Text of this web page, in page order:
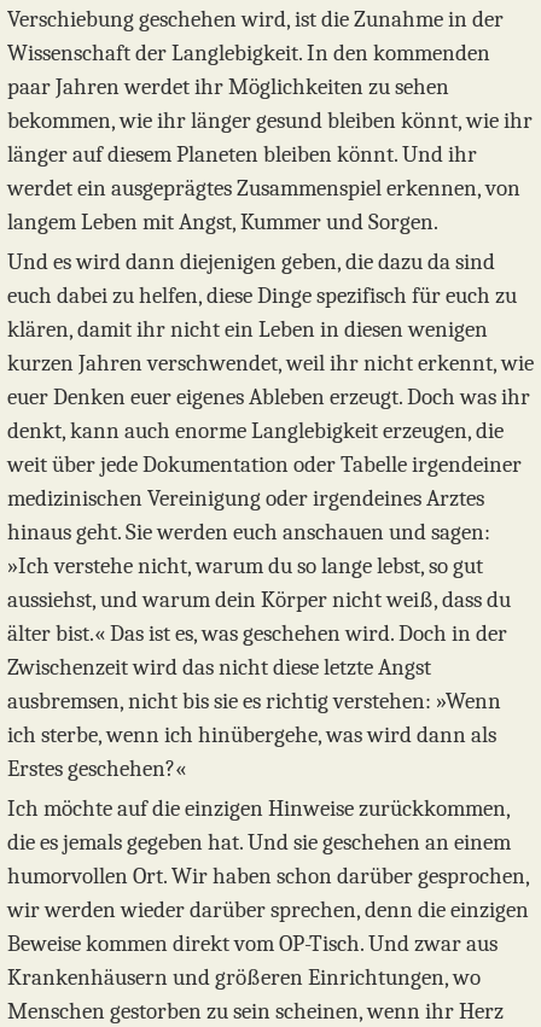
Verschiebung geschehen wird, ist die Zunahme in der
Wissenschaft der Langlebigkeit. In den kommenden
paar Jahren werdet ihr Möglichkeiten zu sehen
bekommen, wie ihr länger gesund bleiben könnt, wie ihr
länger auf diesem Planeten bleiben könnt. Und ihr
werdet ein ausgeprägtes Zusammenspiel erkennen, von
langem Leben mit Angst, Kummer und Sorgen.
Und es wird dann diejenigen geben, die dazu da sind
euch dabei zu helfen, diese Dinge spezifisch für euch zu
klären, damit ihr nicht ein Leben in diesen wenigen
kurzen Jahren verschwendet, weil ihr nicht erkennt, wie
euer Denken euer eigenes Ableben erzeugt. Doch was ihr
denkt, kann auch enorme Langlebigkeit erzeugen, die
weit über jede Dokumentation oder Tabelle irgendeiner
medizinischen Vereinigung oder irgendeines Arztes
hinaus geht. Sie werden euch anschauen und sagen:
»Ich verstehe nicht, warum du so lange lebst, so gut
aussiehst, und warum dein Körper nicht weiß, dass du
älter bist.« Das ist es, was geschehen wird. Doch in der
Zwischenzeit wird das nicht diese letzte Angst
ausbremsen, nicht bis sie es richtig verstehen: »Wenn
ich sterbe, wenn ich hinübergehe, was wird dann als
Erstes geschehen?«
Ich möchte auf die einzigen Hinweise zurückkommen,
die es jemals gegeben hat. Und sie geschehen an einem
humorvollen Ort. Wir haben schon darüber gesprochen,
wir werden wieder darüber sprechen, denn die einzigen
Beweise kommen direkt vom OP-Tisch. Und zwar aus
Krankenhäusern und größeren Einrichtungen, wo
Menschen gestorben zu sein scheinen, wenn ihr Herz